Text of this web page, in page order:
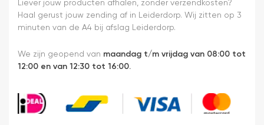
Liever jouw producten afhalen, zonder verzendkosten?
Haal gerust jouw zending af in Leiderdorp. Wij zitten op 3
minuten van de A4 bij afslag Leiderdorp.
We zijn geopend van maandag t/m vrijdag van 08:00 tot
12:00 en van 12:30 tot 16:00.